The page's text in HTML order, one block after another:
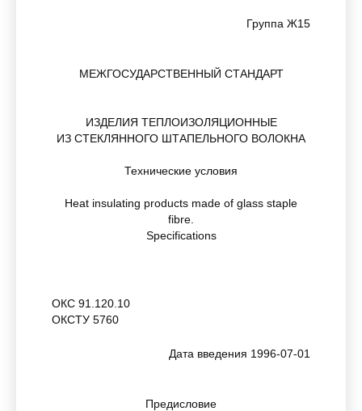
Группа Ж15
МЕЖГОСУДАРСТВЕННЫЙ СТАНДАРТ
ИЗДЕЛИЯ ТЕПЛОИЗОЛЯЦИОННЫЕ
ИЗ СТЕКЛЯННОГО ШТАПЕЛЬНОГО ВОЛОКНА
Технические условия
Heat insulating products made of glass staple
fibre.
Specifications
ОКС 91.120.10
ОКСТУ 5760
Дата введения 1996-07-01
Предисловие